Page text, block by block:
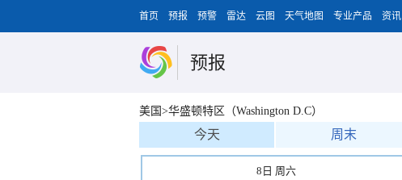
首页 预报 预警 雷达 云图 天气地图 专业产品 资讯
预报
美国>华盛顿特区（Washington D.C）
今天 周末
8日 周六